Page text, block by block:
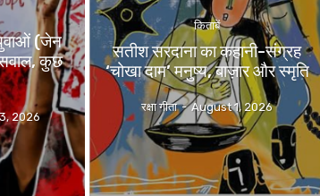
(जेन
कुछ
2026
किताबें
सतीश सरदाना का कहानी-संग्रह
‘चोखा दाम’ मनुष्य, बाज़ार और स्मृति
रक्षा गीता - August 1, 2026